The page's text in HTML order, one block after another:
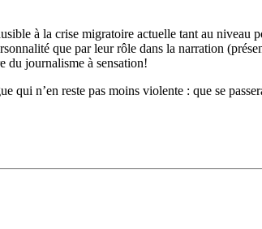
à la crise migratoire actuelle tant au
que par leur rôle dans la narration
du journalisme à sensation!
qui n’en reste pas moins violente : que se